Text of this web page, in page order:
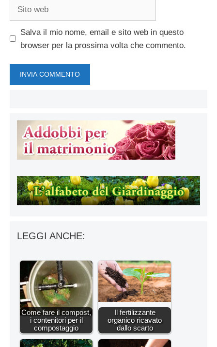
Sito
Salva il mio nome, email e sito web in questo
browser per la prossima volta che commento.
LEGGI ANCHE:
Come fare il compost,
i contenitori per il
compostaggio
Il fertilizzante
organico ricavato
dallo scarto